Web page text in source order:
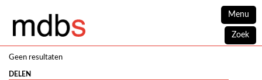
Menu
Zoek
Geen resultaten
DELEN